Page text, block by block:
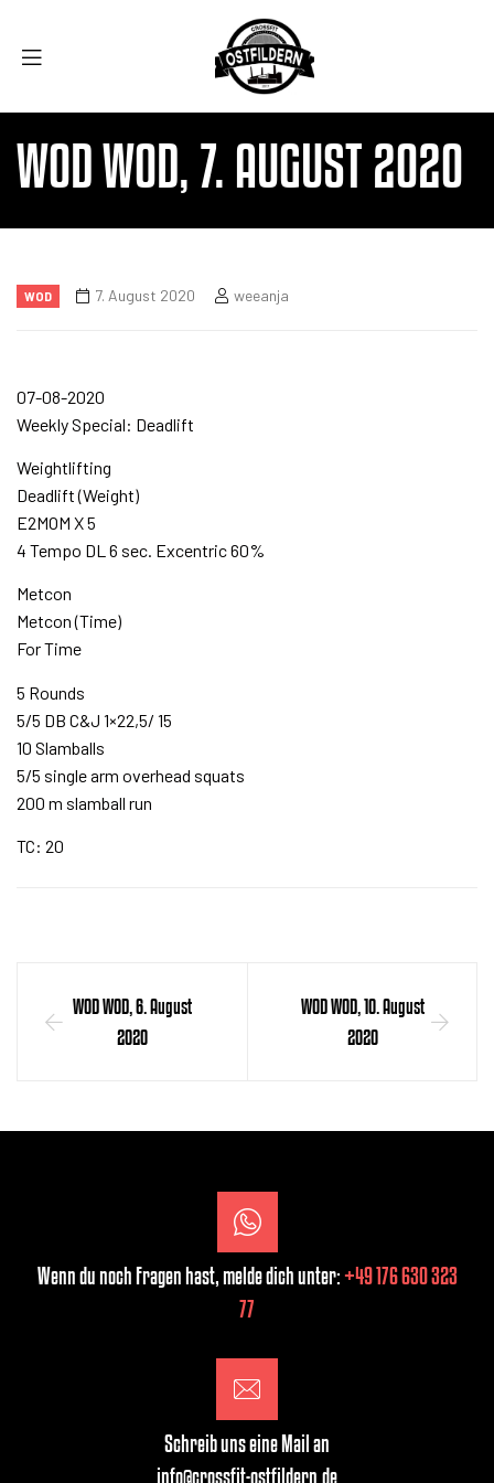
WOD WOD, 7. AUGUST 2020
WOD 7. August 2020 weeanja
07-08-2020
Weekly Special: Deadlift
Weightlifting
Deadlift (Weight)
E2MOM X 5
4 Tempo DL 6 sec. Excentric 60%
Metcon
Metcon (Time)
For Time
5 Rounds
5/5 DB C&J 1×22,5/ 15
10 Slamballs
5/5 single arm overhead squats
200 m slamball run
TC: 20
WOD WOD, 6. August
2020
WOD WOD, 10. August
2020
Wenn du noch Fragen hast, melde dich unter:+49 176 630 323
77
Schreib uns eine Mail an
info@crossfit-ostfildern.de